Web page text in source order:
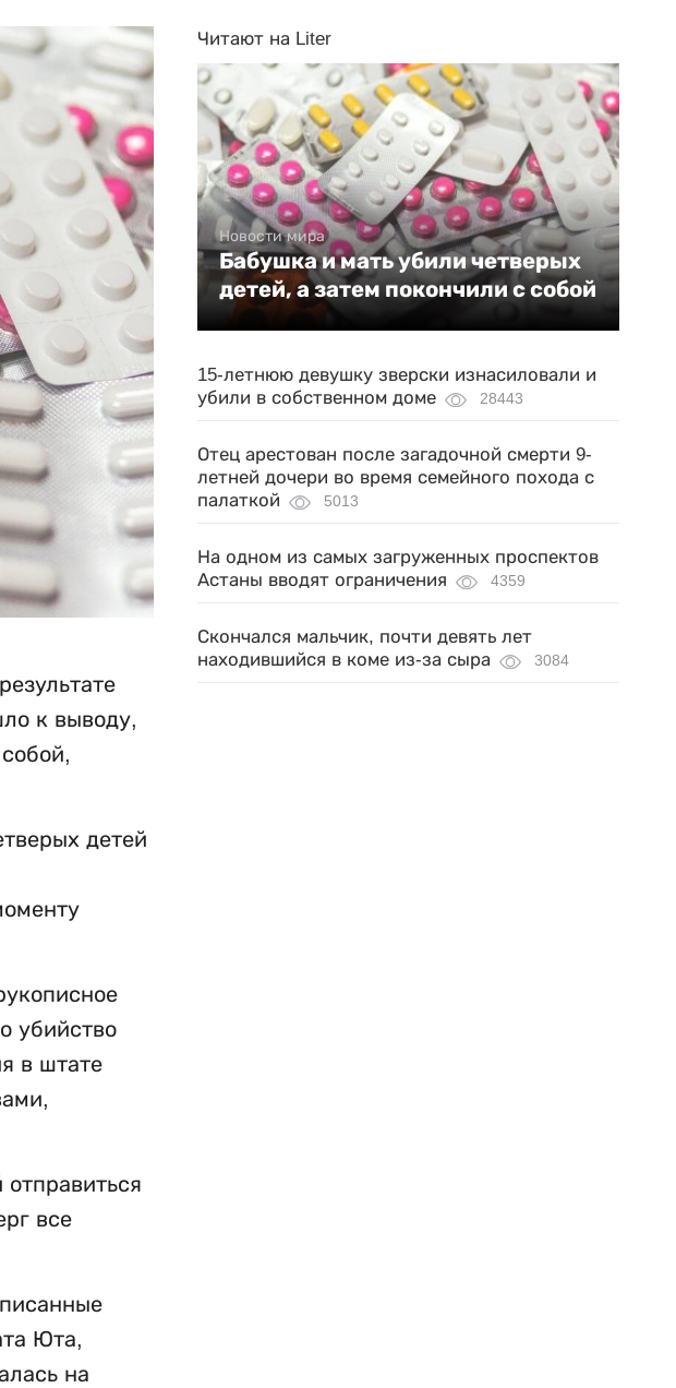
к выводу,
детей
убийство
в штате
все
Юта,
на
Читают на Liter
Новости мира
Бабушка и мать убили четверых
детей, а затем покончили с собой
15-летнюю девушку зверски изнасиловали и
убили в собственном доме
28443
Отец арестован после загадочной смерти 9-
летней дочери во время семейного похода с
палаткой
5013
На одном из самых загруженных проспектов
Астаны вводят ограничения
4359
Скончался мальчик, почти девять лет
находившийся в коме из-за сыра
3084